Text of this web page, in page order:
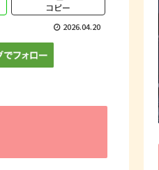
コピー
2026.04.20